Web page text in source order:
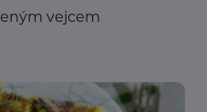
vejcem